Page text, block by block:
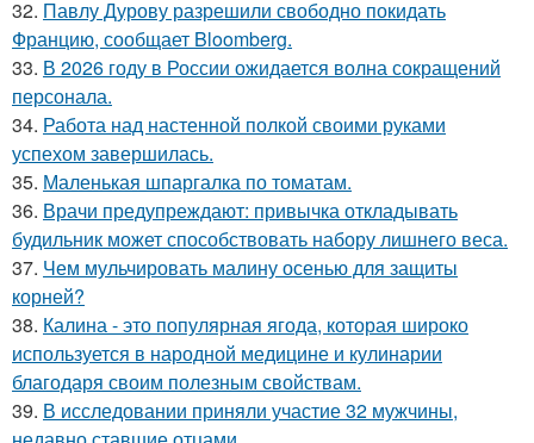
32. Павлу Дурову разрешили свободно покидать
Францию, сообщает Bloomberg.
33. В 2026 году в России ожидается волна сокращений
персонала.
34. Работа над настенной полкой своими руками
успехом завершилась.
35. Маленькая шпаргалка по томатам.
36. Врачи предупреждают: привычка откладывать
будильник может способствовать набору лишнего веса.
37. Чем мульчировать малину осенью для защиты
корней?
38. Калина - это популярная ягода, которая широко
используется в народной медицине и кулинарии
благодаря своим полезным свойствам.
39. В исследовании приняли участие 32 мужчины,